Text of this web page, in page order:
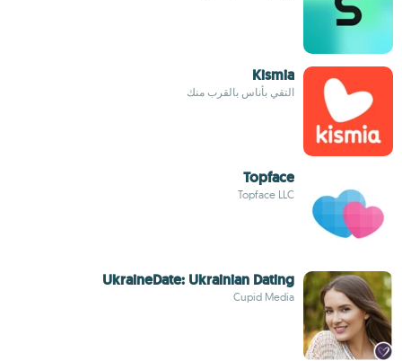
Kismia
التقي بأناس بالقرب منك
Topface
Topface LLC
UkraineDate: Ukrainian Dating
Cupid Media